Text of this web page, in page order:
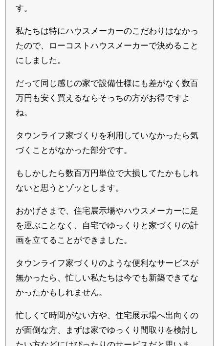
す。
私たちは特にハウスメーカーのこだわりはなかっ
たので、ローコストハウスメーカーで決めること
にしました。
だって同じ感じの家で設備仕様にも差がなく数百
万円も安く買えるならそっちの方がお得ですよ
ね。
タウンライフ家づくりを利用していなかったら気
づくことがなかった部分です。
もしかしたら数百万円単位で大損してたかもしれ
ないと思うとゾッとします。
おかげさまで、住宅展示場やハウスメーカーに足
を運ぶことなく、自宅でゆっくりと家づくりの計
画を立てることができました。
タウンライフ家づくりのような便利なサービスが
無かったら、忙しい私たちは今でも新築できてな
かったかもしれません。
忙しくて時間がない方や、住宅展示場へ出向くの
が面倒な方、まずは家でゆっくり間取りを検討し
たい方などにはぴったりのサービスだと思いま